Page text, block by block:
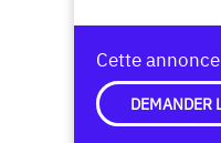
Cette
DEMANDER